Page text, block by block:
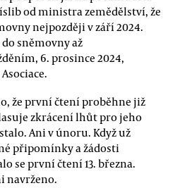
od ministra zemědělství, že
nejpozději v září 2024.
sněmovny až
6. prosince 2024,
že první čtení proběhne již
zkrácení lhůt pro jeho
Ani v únoru. Když už
připomínky a žádosti
se první čtení 13. března.
navrženo.